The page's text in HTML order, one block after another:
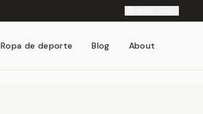
Ropa de deporte Blog About